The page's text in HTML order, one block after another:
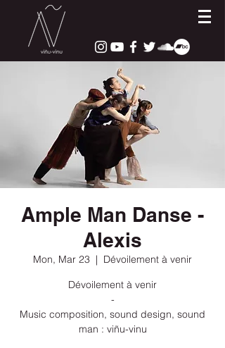
Ample Man Danse -
Alexis
Mon, Mar 23
  |
Dévoilement à venir
Dévoilement à venir
-
Music composition, sound design, sound
man : viñu-vinu